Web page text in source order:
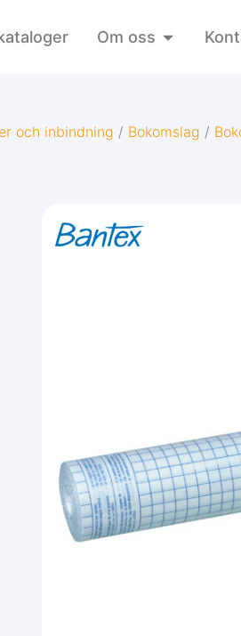
Om oss
och inbindning / Bokomslag /